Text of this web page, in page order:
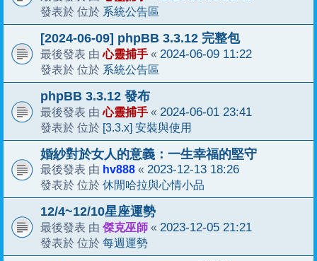
發表於 位於 系統公告區
[2024-06-09] phpBB 3.3.12 完整包
最後發表 由心靈捕手 « 2024-06-09 11:22
發表於 位於 系統公告區
phpBB 3.3.12 發布
最後發表 由心靈捕手 « 2024-06-01 23:41
發表於 位於 [3.3.x] 安裝與使用
婚紗對於女人的意義：一生幸福的堅守
最後發表 由 hv888 « 2023-12-13 18:26
發表於 位於 休閒哈拉與心情小品
12/4~12/10星座運勢
最後發表 由 傑克巫師 « 2023-12-05 21:21
發表於 位於 每週運勢